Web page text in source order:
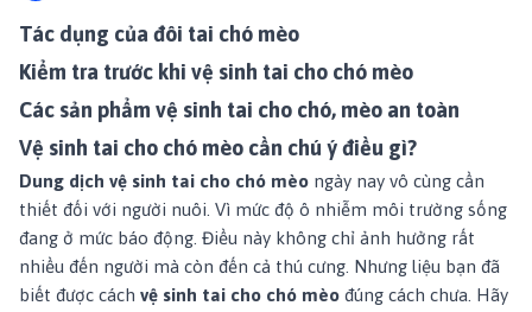
Tác dụng của đôi tai chó mèo
Kiểm tra trước khi vệ sinh tai cho chó mèo
Các sản phẩm vệ sinh tai cho chó, mèo an toàn
Vệ sinh tai cho chó mèo cần chú ý điều gì?
Dung dịch vệ sinh tai cho chó mèo ngày nay vô cùng cần
thiết đối với người nuôi. Vì mức độ ô nhiễm môi trường sống
đang ở mức báo động. Điều này không chỉ ảnh hưởng rất
nhiều đến người mà còn đến cả thú cưng. Nhưng liệu bạn đã
biết được cách vệ sinh tai cho chó mèo đúng cách chưa. Hãy